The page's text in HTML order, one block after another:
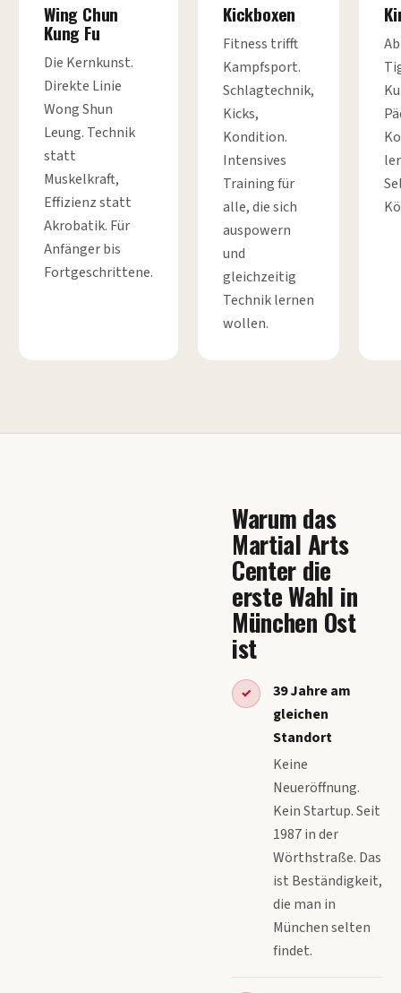
Wing Chun
Kung Fu
Die Kernkunst.
Direkte Linie
Wong Shun
Leung. Technik
statt
Muskelkraft,
Effizienz statt
Akrobatik. Für
Anfänger bis
Fortgeschrittene.
Kickboxen
Fitness trifft
Kampfsport.
Schlagtechnik,
Kicks,
Kondition.
Intensives
Training für
alle, die sich
auspowern
und
gleichzeitig
Technik lernen
wollen.
Warum das
Martial Arts
Center die
erste Wahl in
München Ost
ist
✓
39 Jahre am
gleichen
Standort
Keine
Neueröffnung.
Kein Startup. Seit
1987 in der
Wörthstraße. Das
ist Beständigkeit,
die man in
München selten
findet.